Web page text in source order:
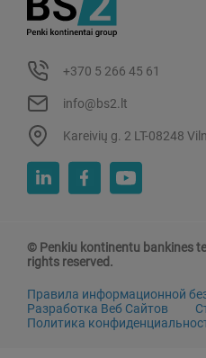
+370 5 266 45 61
info@bs2.lt
Kareivių g. 2 LT-08248
© Penkiu kontinentu bankines
rights reserved.
Правила информационной
Разработка Веб Сайтов
Политика